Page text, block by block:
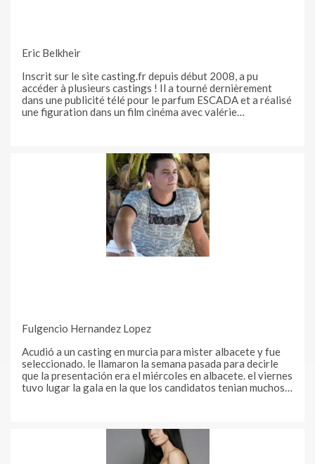
Eric Belkheir
Inscrit sur le site casting.fr depuis début 2008, a pu
accéder à plusieurs castings ! Il a tourné dernièrement
dans une publicité télé pour le parfum ESCADA et a réalisé
une figuration dans un film cinéma avec valérie
Fulgencio Hernandez Lopez
Acudió a un casting en murcia para mister albacete y fue
seleccionado. le llamaron la semana pasada para decirle
que la presentación era el miércoles en albacete. el viernes
tuvo lugar la gala en la que los candidatos tenian muchos